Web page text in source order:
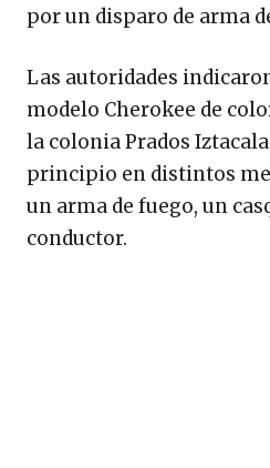
por un disparo de arma
Las autoridades
modelo Cherokee de
la colonia Prados
principio en distintos
un arma de fuego, un
conductor.